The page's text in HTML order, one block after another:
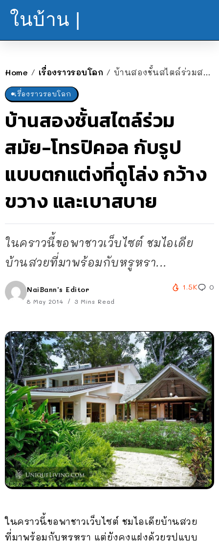
ในบ้าน |
Home / เรื่องราวรอบโลก / บ้านสองชั้นสไตล์ร่วมสมัย-โทรปิคอล กับรูปแบบตกแต่งที่ดูโล่ง กว้างขวาง และเบาสบาย
เรื่องราวรอบโลก
บ้านสองชั้นสไตล์ร่วม
สมัย-โทรปิคอล กับรูป
แบบตกแต่งที่ดูโล่ง กว้าง
ขวาง และเบาสบาย
ในคราวนี้ขอพาชาวเว็บไซต์ ชมไอเดีย
บ้านสวยที่มาพร้อมกับหรูหรา...
NaiBann's Editor
8 May 2014 3 Mins Read
1.5K 0
ในคราวนี้ขอพาชาวเว็บไซต์ ชมไอเดียบ้านสวย
ที่มาพร้อมกับหรูหรา แต่ยังคงแฝงด้วยรูปแบบ